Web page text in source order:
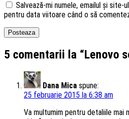
Salvează-mi numele, emailul și site-
pentru data viitoare când o să
5 comentarii la “Lenovo
Dana Mica spune:
25 februarie 2015 la 6:38 am
Va multumim pentru detaliile